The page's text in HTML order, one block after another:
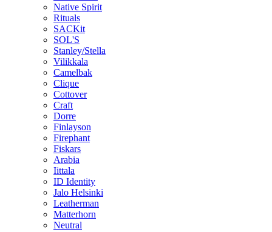
Native Spirit
Rituals
SACKit
SOL'S
Stanley/Stella
Vilikkala
Camelbak
Clique
Cottover
Craft
Dorre
Finlayson
Firephant
Fiskars
Arabia
Iittala
ID Identity
Jalo Helsinki
Leatherman
Matterhorn
Neutral